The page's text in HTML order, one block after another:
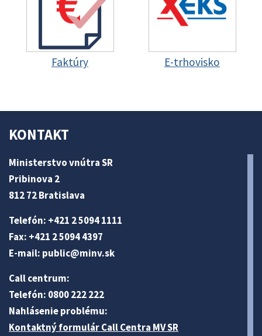
Faktúry E-trhovisko
KONTAKT
Ministerstvo vnútra SR
Pribinova 2
812 72 Bratislava
Telefón: +421 2 5094 1111
Fax: +421 2 5094 4397
E-mail: public@minv.sk
Call centrum:
Telefón: 0800 222 222
Nahlásenie problému:
Kontaktný formulár Call Centra MV SR